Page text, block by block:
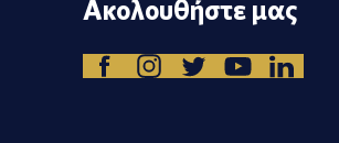
Ακολουθήστε μας